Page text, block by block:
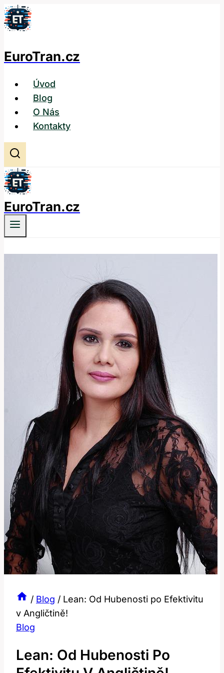
Přeskočit
na
EuroTran.cz
Úvod
Blog
O Nás
Kontakty
EuroTran.cz
/ Blog / Lean: Od Hubenosti po Efektivitu
v Angličtině!
Blog
Lean: Od Hubenosti Po